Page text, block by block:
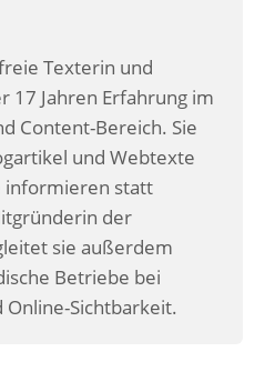
Texterin und
17 Jahren Erfahrung im
Content-Bereich. Sie
und Webtexte
informieren statt
der
sie außerdem
Betriebe bei
Sichtbarkeit.